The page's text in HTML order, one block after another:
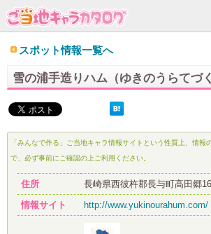
スポット情報一覧へ
雪の浦手造りハム（ゆきのうらてづ
「みんなで作る」ご当地キャラ情報サイトという性質上、情報
で、必ず事前にご確認の上ご利用ください。
住所
長崎県西彼杵郡長与町高田郷
情報サイト
http://www.yukinourahum.com/